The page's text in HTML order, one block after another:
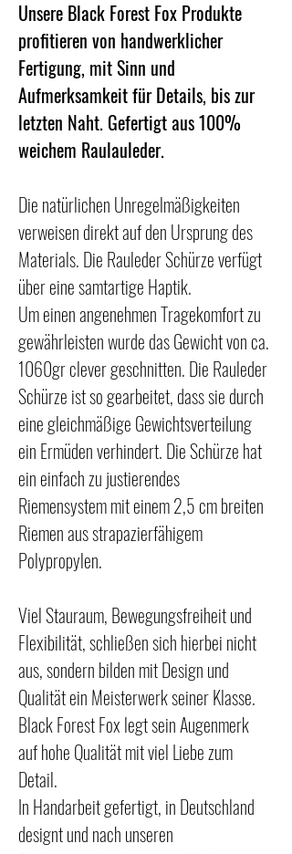
Unsere Black Forest Fox Produkte
profitieren von handwerklicher
Fertigung, mit Sinn und
Aufmerksamkeit für Details, bis zur
letzten Naht. Gefertigt aus 100%
weichem Raulauleder.
Die natürlichen Unregelmäßigkeiten
verweisen direkt auf den Ursprung des
Materials. Die Rauleder Schürze verfügt
über eine samtartige Haptik.
Um einen angenehmen Tragekomfort zu
gewährleisten wurde das Gewicht von ca.
1060gr clever geschnitten. Die Rauleder
Schürze ist so gearbeitet, dass sie durch
eine gleichmäßige Gewichtsverteilung
ein Ermüden verhindert. Die Schürze hat
ein einfach zu justierendes
Riemensystem mit einem 2,5 cm breiten
Riemen aus strapazierfähigem
Polypropylen.
Viel Stauraum, Bewegungsfreiheit und
Flexibilität, schließen sich hierbei nicht
aus, sondern bilden mit Design und
Qualität ein Meisterwerk seiner Klasse.
Black Forest Fox legt sein Augenmerk
auf hohe Qualität mit viel Liebe zum
Detail.
In Handarbeit gefertigt, in Deutschland
designt und nach unseren